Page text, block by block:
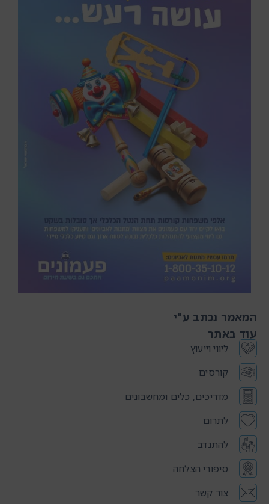
המאמר נכתב ע"י
עוד באתר
ליווי וייעוץ
קורסים
מדריכים, כלים ומחשבונים
לתרום
להתנדב
סיפורי הצלחה
צור קשר